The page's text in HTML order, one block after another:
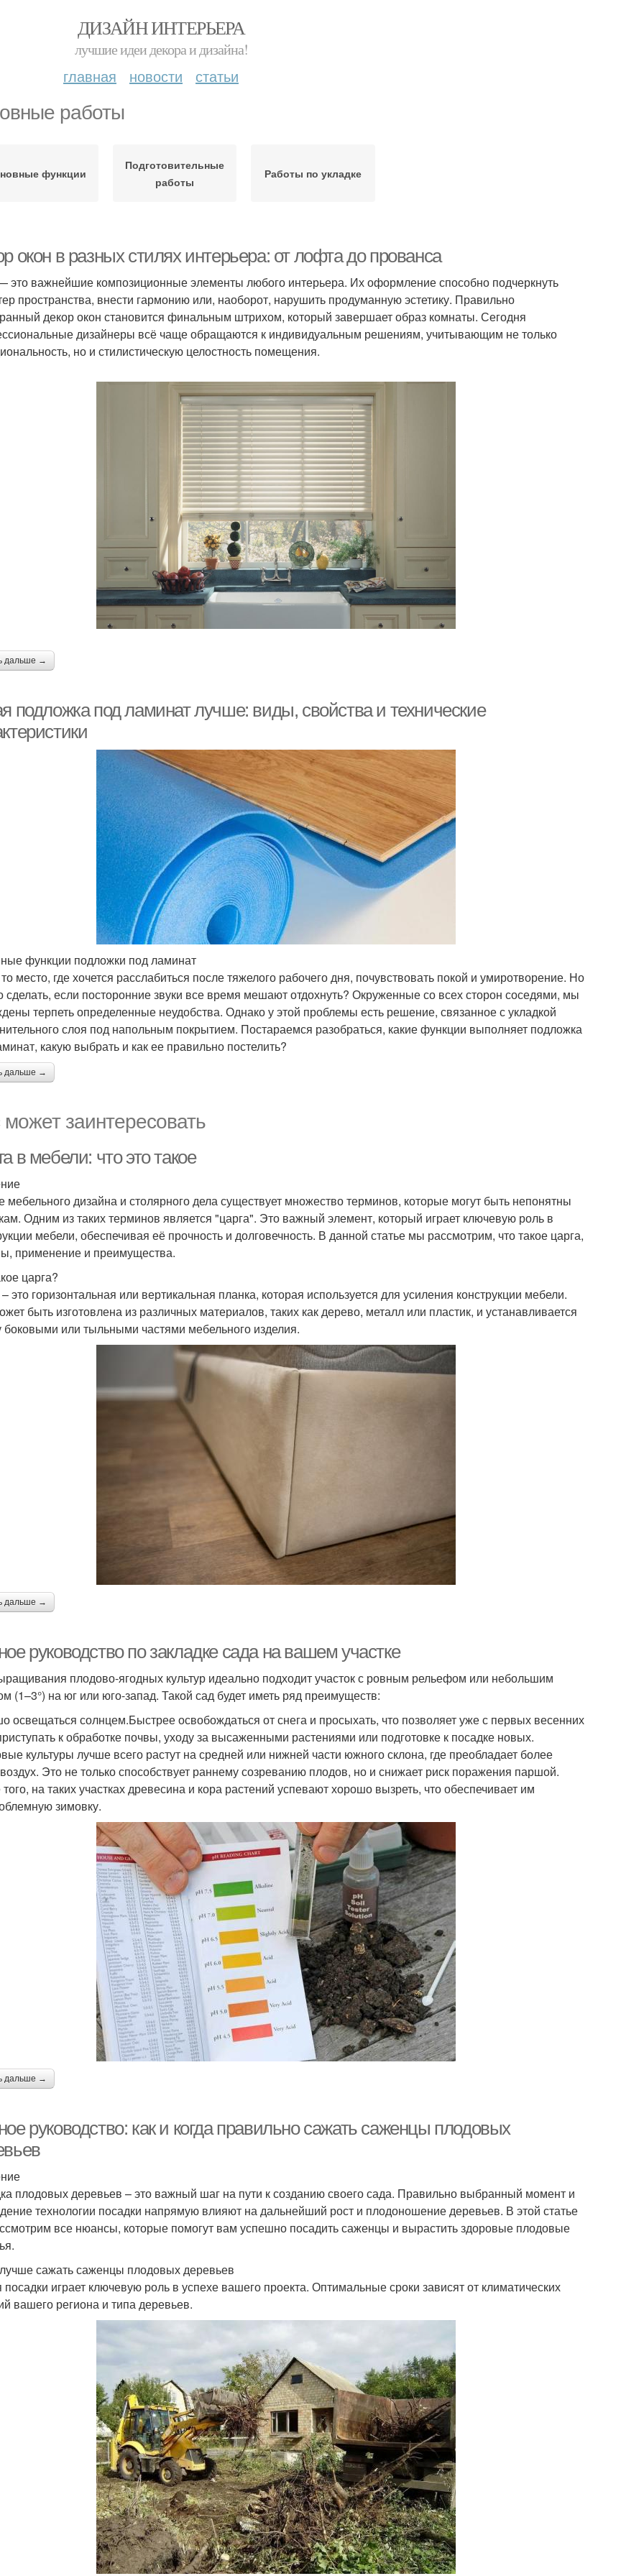
ДИЗАЙН ИНТЕРЬЕРА
лучшие идеи декора и дизайна!
главная новости статьи
работы
функции
Подготовительные
работы
Работы по укладке
окон в разных стилях интерьера: от лофта до прованса
это важнейшие композиционные элементы любого интерьера. Их оформление способно подчеркнуть
пространства, внести гармонию или, наоборот, нарушить продуманную эстетику. Правильно
декор окон становится финальным штрихом, который завершает образ комнаты. Сегодня
дизайнеры всё чаще обращаются к индивидуальным решениям, учитывающим не только
но и стилистическую целостность помещения.
дальше →
подложка под ламинат лучше: виды, свойства и технические
функции подложки под ламинат
место, где хочется расслабиться после тяжелого рабочего дня, почувствовать покой и умиротворение. Но
сделать, если посторонние звуки все время мешают отдохнуть? Окруженные со всех сторон соседями, мы
терпеть определенные неудобства. Однако у этой проблемы есть решение, связанное с укладкой
слоя под напольным покрытием. Постараемся разобраться, какие функции выполняет подложка
какую выбрать и как ее правильно постелить?
дальше →
заинтересовать
в мебели: что это такое
мебельного дизайна и столярного дела существует множество терминов, которые могут быть непонятны
Одним из таких терминов является "царга". Это важный элемент, который играет ключевую роль в
мебели, обеспечивая её прочность и долговечность. В данной статье мы рассмотрим, что такое царга,
применение и преимущества.
царга?
это горизонтальная или вертикальная планка, которая используется для усиления конструкции мебели.
быть изготовлена из различных материалов, таких как дерево, металл или пластик, и устанавливается
или тыльными частями мебельного изделия.
дальше →
руководство по закладке сада на вашем участке
плодово-ягодных культур идеально подходит участок с ровным рельефом или небольшим
(1–3°) на юг или юго-запад. Такой сад будет иметь ряд преимуществ:
освещаться солнцем.Быстрее освобождаться от снега и просыхать, что позволяет уже с первых весенних
к обработке почвы, уходу за высаженными растениями или подготовке к посадке новых.
культуры лучше всего растут на средней или нижней части южного склона, где преобладает более
Это не только способствует раннему созреванию плодов, но и снижает риск поражения паршой.
на таких участках древесина и кора растений успевают хорошо вызреть, что обеспечивает им
зимовку.
дальше →
руководство: как и когда правильно сажать саженцы плодовых
плодовых деревьев – это важный шаг на пути к созданию своего сада. Правильно выбранный момент и
технологии посадки напрямую влияют на дальнейший рост и плодоношение деревьев. В этой статье
все нюансы, которые помогут вам успешно посадить саженцы и вырастить здоровые плодовые
сажать саженцы плодовых деревьев
играет ключевую роль в успехе вашего проекта. Оптимальные сроки зависят от климатических
вашего региона и типа деревьев.